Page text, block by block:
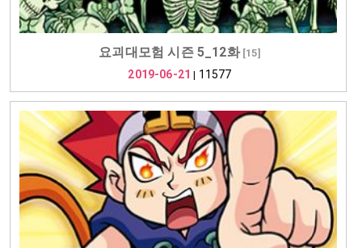
요괴대모험 시즌 5_12화[15]
2019-06-21 11577